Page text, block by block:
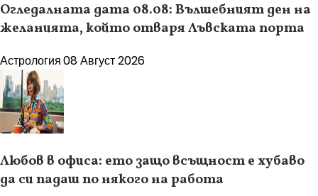
Огледалната дата 08.08: Вълшебният ден на
желанията, който отваря Лъвската порта
Астрология08 Август 2026
Любов в офиса: ето защо всъщност е хубаво
да си падаш по някого на работа